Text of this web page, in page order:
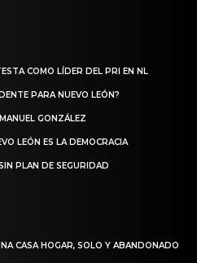
COMO LÍDER DEL PRI EN NL
PARA NUEVO LEÓN?
GONZÁLEZ
LEÓN ES LA DEMOCRACIA
PLAN DE SEGURIDAD
CASA HOGAR, SOLO Y ABANDONADO